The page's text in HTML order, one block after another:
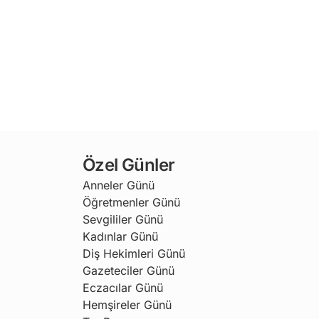
Özel Günler
Anneler Günü
Öğretmenler Günü
Sevgililer Günü
Kadınlar Günü
Diş Hekimleri Günü
Gazeteciler Günü
Eczacılar Günü
Hemşireler Günü